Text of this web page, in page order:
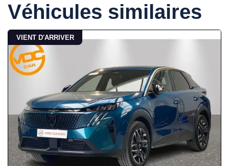
Véhicules similaires
VIENT D'ARRIVER